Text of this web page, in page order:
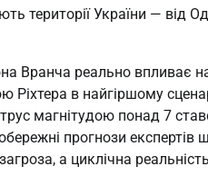
території України — від
Вранча реально впливає
Ріхтера в найгіршому
магнітудою понад 7
прогнози експертів
а циклічна